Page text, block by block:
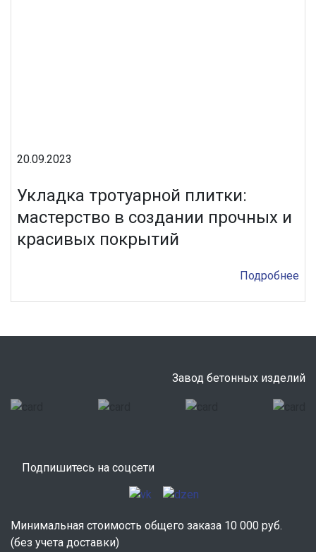
20.09.2023
Укладка тротуарной плитки:
мастерство в создании прочных и
красивых покрытий
Подробнее
Завод бетонных изделий
Подпишитесь на соцсети
Минимальная стоимость общего заказа 10 000 руб.
(без учета доставки)